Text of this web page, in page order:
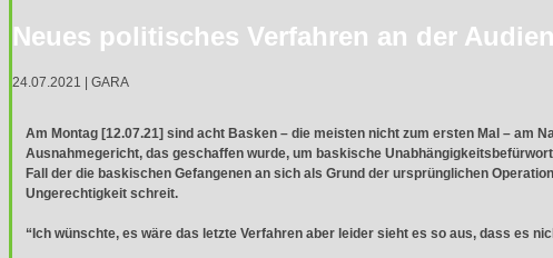
Neues politisches Verfahren an der
24.07.2021 | GARA
Am Montag [12.07.21] sind acht Basken – die meisten nicht zum ersten Mal – am
Ausnahmegericht, das geschaffen wurde, um baskische
Fall der die baskischen Gefangenen an sich als Grund der ursprünglichen
Ungerechtigkeit schreit.
“Ich wünschte, es wäre das letzte Verfahren aber leider sieht es so aus, dass es